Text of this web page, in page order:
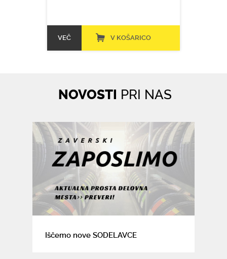
VEČ V KOŠARICO
NOVOSTI PRI NAS
Iščemo nove SODELAVCE